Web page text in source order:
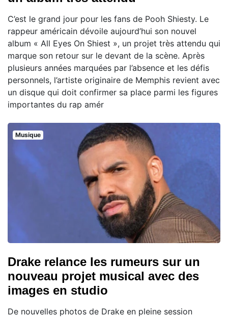
C’est le grand jour pour les fans de Pooh Shiesty. Le
rappeur américain dévoile aujourd’hui son nouvel
album « All Eyes On Shiest », un projet très attendu qui
marque son retour sur le devant de la scène. Après
plusieurs années marquées par l’absence et les défis
personnels, l’artiste originaire de Memphis revient avec
un disque qui doit confirmer sa place parmi les figures
importantes du rap amér
Musique
Drake relance les rumeurs sur un
nouveau projet musical avec des
images en studio
De nouvelles photos de Drake en pleine session